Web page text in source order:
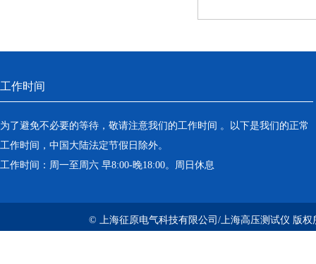
工作时间
为了避免不必要的等待，敬请注意我们的工作时间 。以下是我们的正常
工作时间，中国大陆法定节假日除外。
工作时间：周一至周六 早8:00-晚18:00。周日休息
© 上海征原电气科技有限公司/上海高压测试仪 版权